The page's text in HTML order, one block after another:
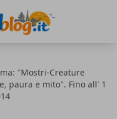
"Mostri-Creature
paura e mito". Fino all' 1